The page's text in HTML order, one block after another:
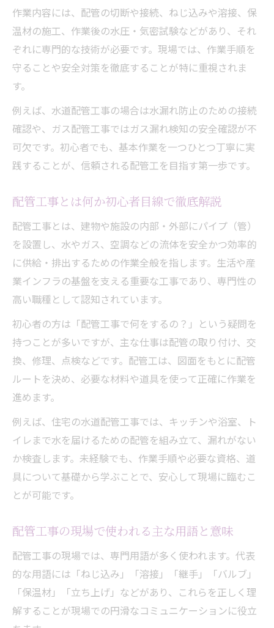
配管工事の仕事環境で求められる心構え
配管工事ならではのスキルとやりがいの魅
力
配管工事のやり方や必要な道具を完全網羅
配管工事に必要な道具一覧と使い方
配管工事やり方のポイントとプロのコツ
配管工事に役立つ道具選びの注意点
配管工事やり方でよくある失敗例と対策
作業内容には、配管の切断や接続、ねじ込みや溶接、保
温材の施工、作業後の水圧・気密試験などがあり、それ
ぞれに専門的な技術が必要です。現場では、作業手順を
守ることや安全対策を徹底することが特に重視されま
す。
例えば、水道配管工事の場合は水漏れ防止のための接続
確認や、ガス配管工事ではガス漏れ検知の安全確認が不
可欠です。初心者でも、基本作業を一つひとつ丁寧に実
践することが、信頼される配管工を目指す第一歩です。
配管工事とは何か初心者目線で徹底解説
配管工事とは、建物や施設の内部・外部にパイプ（管）
を設置し、水やガス、空調などの流体を安全かつ効率的
に供給・排出するための作業全般を指します。生活や産
業インフラの基盤を支える重要な工事であり、専門性の
高い職種として認知されています。
初心者の方は「配管工事で何をするの？」という疑問を
持つことが多いですが、主な仕事は配管の取り付け、交
換、修理、点検などです。配管工は、図面をもとに配管
ルートを決め、必要な材料や道具を使って正確に作業を
進めます。
例えば、住宅の水道配管工事では、キッチンや浴室、ト
イレまで水を届けるための配管を組み立て、漏れがない
か検査します。未経験でも、作業手順や必要な資格、道
具について基礎から学ぶことで、安心して現場に臨むこ
とが可能です。
配管工事の現場で使われる主な用語と意味
配管工事の現場では、専門用語が多く使われます。代表
的な用語には「ねじ込み」「溶接」「継手」「バルブ」
「保温材」「立ち上げ」などがあり、これらを正しく理
解することが現場での円滑なコミュニケーションに役立